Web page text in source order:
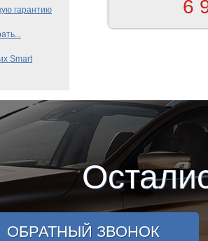
гарантию
Smart
6
ОБРАТНЫЙ ЗВОНОК